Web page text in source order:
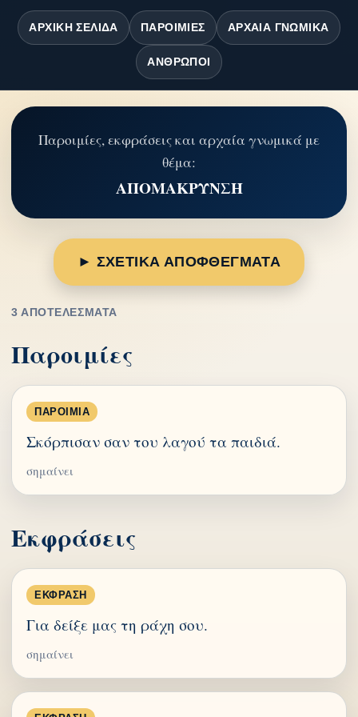
ΑΡΧΙΚΉ ΣΕΛΊΔΑ ΠΑΡΟΙΜΊΕΣ ΑΡΧΑΊΑ ΓΝΩΜΙΚΆ
ΆΝΘΡΩΠΟΙ
Παροιμίες, εκφράσεις και αρχαία γνωμικά με
θέμα:
ΑΠΟΜΑΚΡΥΝΣΗ
► ΣΧΕΤΙΚΑ ΑΠΟΦΘΕΓΜΑΤΑ
3 ΑΠΟΤΕΛΈΣΜΑΤΑ
Παροιμίες
ΠΑΡΟΙΜΊΑ
Σκόρπισαν σαν του λαγού τα παιδιά.
σημαίνει
Εκφράσεις
ΈΚΦΡΑΣΗ
Για δείξε μας τη ράχη σου.
σημαίνει